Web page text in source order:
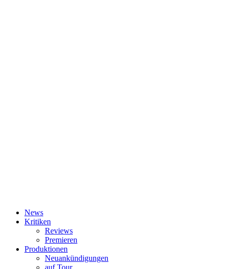
News
Kritiken
Reviews
Premieren
Produktionen
Neuankündigungen